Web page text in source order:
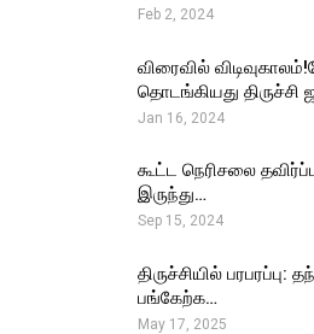
Feb 2, 2024
விரைவில்
தொடங்கியது திருச்சி
Jan 16, 2024
கூட்ட நெரிசலை
இருந்து…
Sep 15, 2024
திருச்சியில்
பங்கேற்க…
May 17, 2025